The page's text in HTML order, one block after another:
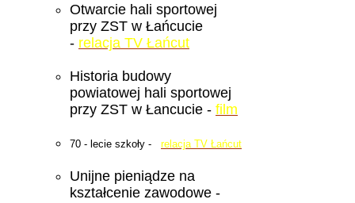
Otwarcie hali sportowej
przy ZST w Łańcucie
- relacja TV Łańcut
Historia budowy
powiatowej hali sportowej
przy ZST w Łancucie - film
70 - lecie szkoły - relacja TV Łańcut
Unijne pieniądze na
kształcenie zawodowe -